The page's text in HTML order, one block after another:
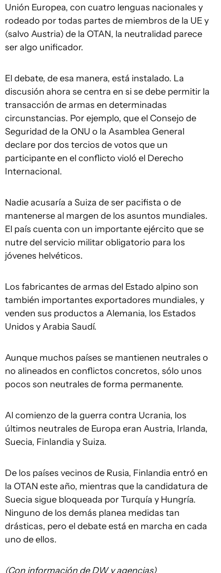
Unión Europea, con cuatro lenguas nacionales y
rodeado por todas partes de miembros de la UE y
(salvo Austria) de la OTAN, la neutralidad parece
ser algo unificador.
El debate, de esa manera, está instalado. La
discusión ahora se centra en si se debe permitir la
transacción de armas en determinadas
circunstancias. Por ejemplo, que el Consejo de
Seguridad de la ONU o la Asamblea General
declare por dos tercios de votos que un
participante en el conflicto violó el Derecho
Internacional.
Nadie acusaría a Suiza de ser pacifista o de
mantenerse al margen de los asuntos mundiales.
El país cuenta con un importante ejército que se
nutre del servicio militar obligatorio para los
jóvenes helvéticos.
Los fabricantes de armas del Estado alpino son
también importantes exportadores mundiales, y
venden sus productos a Alemania, los Estados
Unidos y Arabia Saudí.
Aunque muchos países se mantienen neutrales o
no alineados en conflictos concretos, sólo unos
pocos son neutrales de forma permanente.
Al comienzo de la guerra contra Ucrania, los
últimos neutrales de Europa eran Austria, Irlanda,
Suecia, Finlandia y Suiza.
De los países vecinos de Rusia, Finlandia entró en
la OTAN este año, mientras que la candidatura de
Suecia sigue bloqueada por Turquía y Hungría.
Ninguno de los demás planea medidas tan
drásticas, pero el debate está en marcha en cada
uno de ellos.
(Con información de DW y agencias)